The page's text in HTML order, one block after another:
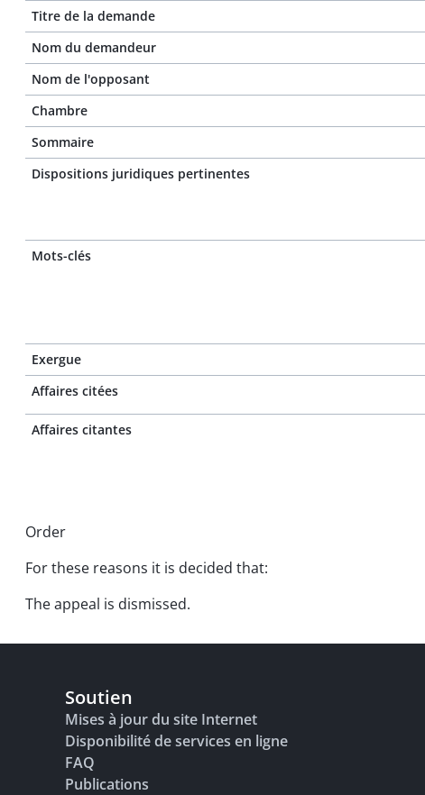
Titre de la demande
Nom du demandeur
Nom de l'opposant
Chambre
Sommaire
Dispositions juridiques pertinentes
Mots-clés
Exergue
Affaires citées
Affaires citantes
Order
For these reasons it is decided that:
The appeal is dismissed.
Soutien
Mises à jour du site Internet
Disponibilité de services en ligne
FAQ
Publications